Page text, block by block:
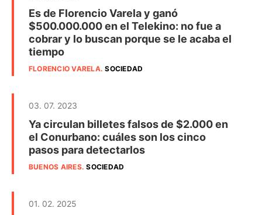
Es de Florencio Varela y ganó
$500.000.000 en el Telekino: no fue a
cobrar y lo buscan porque se le acaba el
tiempo
FLORENCIO VARELA.SOCIEDAD
03. 07. 2023
Ya circulan billetes falsos de $2.000 en
el Conurbano: cuáles son los cinco
pasos para detectarlos
BUENOS AIRES.SOCIEDAD
01. 02. 2025